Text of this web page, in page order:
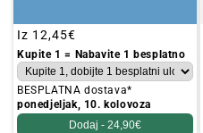
Redovna
cijena
Iz 12,45€
Kupite 1 = Nabavite 1 besplatno
BESPLATNA dostava*
ponedjeljak, 10. kolovoza
Dodaj - 24,90€